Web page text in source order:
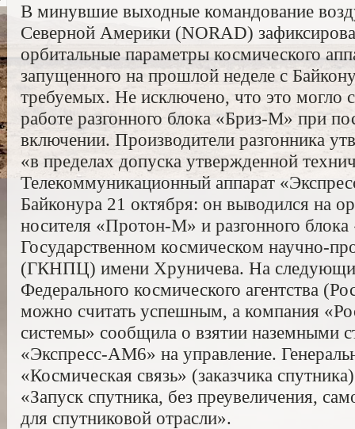
В минувшие выходные командование
Северной Америки (NORAD)
орбитальные параметры космического
запущенного на прошлой неделе с
требуемых. Не исключено, что это могло
работе разгонного блока «Бриз-М» при
включении. Производители разгонника
«в пределах допуска утвержденной
Телекоммуникационный аппарат
Байконура 21 октября: он выводился на
носителя «Протон-М» и разгонного
Государственном космическом научно-
(ГКНПЦ) имени Хруничева. На
Федерального космического агентства
можно считать успешным, а компания
системы» сообщила о взятии наземными
«Экспресс-АМ6» на управление.
«Космическая связь» (заказчика
«Запуск спутника, без преувеличения,
для спутниковой отрасли».